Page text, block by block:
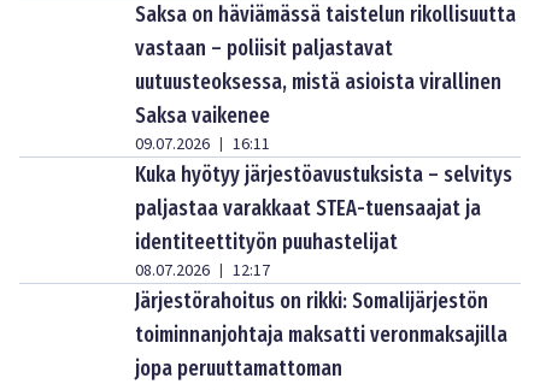
Saksa on häviämässä taistelun rikollisuutta
vastaan – poliisit paljastavat
uutuusteoksessa, mistä asioista virallinen
Saksa vaikenee
09.07.2026 | 16:11
Kuka hyötyy järjestöavustuksista – selvitys
paljastaa varakkaat STEA-tuensaajat ja
identiteettityön puuhastelijat
08.07.2026 | 12:17
Järjestörahoitus on rikki: Somalijärjestön
toiminnanjohtaja maksatti veronmaksajilla
jopa peruuttamattoman